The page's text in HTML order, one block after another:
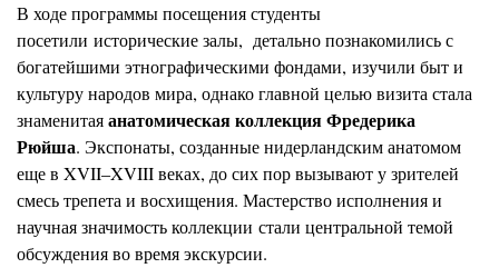
В ходе программы посещения студенты
посетили исторические залы, детально познакомились с
богатейшими этнографическими фондами, изучили быт и
культуру народов мира, однако главной целью визита стала
знаменитаяанатомическая коллекция Фредерика
Рюйша. Экспонаты, созданные нидерландским анатомом
еще в XVII–XVIII веках, до сих пор вызывают у зрителей
смесь трепета и восхищения. Мастерство исполнения и
научная значимость коллекции стали центральной темой
обсуждения во время экскурсии.